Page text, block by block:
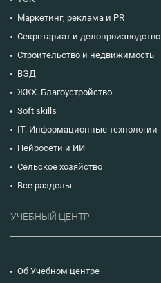
Маркетинг, реклама и PR
Секретариат и делопроизводство
Строительство и недвижимость
ВЭД
ЖКХ. Благоустройство
Soft skills
IT. Информационные технологии
Нейросети и ИИ
Сельское хозяйство
Все разделы
УЧЕБНЫЙ ЦЕНТР
Об Учебном центре